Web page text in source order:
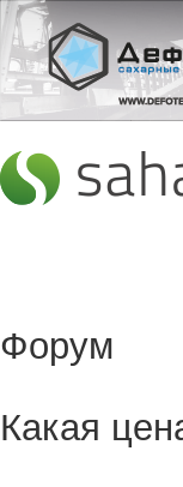
Форум
Какая